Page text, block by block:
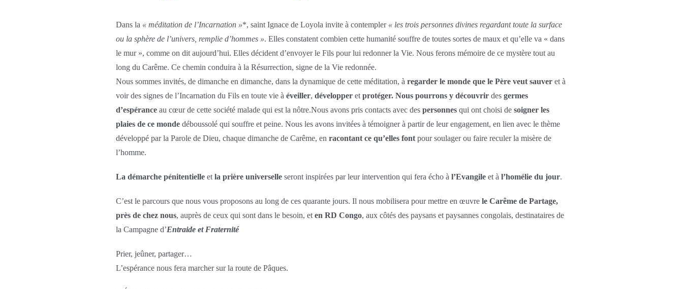
Dans la « méditation de l’Incarnation »*, saint Ignace de Loyola invite à contempler « les trois personnes divines regardant toute la surface
ou la sphère de l’univers, remplie d’hommes ». Elles constatent combien cette humanité souffre de toutes sortes de maux et qu’elle va « dans
le mur », comme on dit aujourd’hui. Elles décident d’envoyer le Fils pour lui redonner la Vie. Nous ferons mémoire de ce mystère tout au
long du Carême. Ce chemin conduira à la Résurrection, signe de la Vie redonnée.
Nous sommes invités, de dimanche en dimanche, dans la dynamique de cette méditation, àregarder le monde que le Père veut sauver et à
voir des signes de l’Incarnation du Fils en toute vie àéveiller,développer etprotéger. Nous pourrons y découvrirdesgermes
d’espérance au cœur de cette société malade qui est la nôtre.Nous avons pris contacts avec despersonnesqui ont choisi desoigner les
plaies de ce monde déboussolé qui souffre et peine. Nous les avons invitées à témoigner à partir de leur engagement, en lien avec le thème
développé par la Parole de Dieu, chaque dimanche de Carême, enracontant ce qu’elles font pour soulager ou faire reculer la misère de
l’homme.
La démarche pénitentielle etla prière universelle seront inspirées par leur intervention qui fera écho àl’Evangileet àl’homélie du jour.
C’est le parcours que nous vous proposons au long de ces quarante jours. Il nous mobilisera pour mettre en œuvrele Carême de Partage,
près de chez nous, auprès de ceux qui sont dans le besoin, eten RD Congo, aux côtés des paysans et paysannes congolais, destinataires de
la Campagne d’Entraide et Fraternité
Prier, jeûner, partager…
L’espérance nous fera marcher sur la route de Pâques.